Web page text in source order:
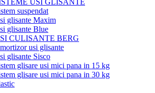
USI GLISANTE
suspendat
glisante Maxim
glisante Blue
CULISANTE BERG
usi glisante
glisante Sisco
glisare usi mici pana in 15 kg
glisare usi mici pana in 30 kg